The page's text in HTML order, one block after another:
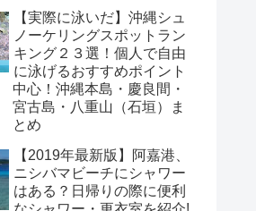
【実際に泳いだ】沖縄シュ
ノーケリングスポットラン
キング２３選！個人で自由
に泳げるおすすめポイント
中心！沖縄本島・慶良間・
宮古島・八重山（石垣）ま
とめ
【2019年最新版】阿嘉港、
ニシバマビーチにシャワー
はある？日帰りの際に便利